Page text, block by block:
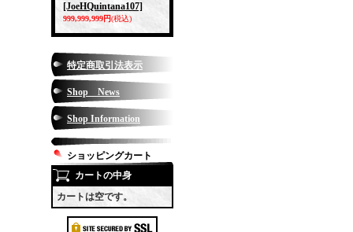
[JoeHQuintana107]
999,999,999円(税込)
特定商取引法表示
Shop News
Shop Information
ショッピングカート
カートの中身
カートは空です。